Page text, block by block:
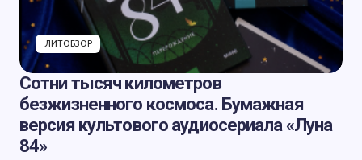
ЛИТОБЗОР
Сотни тысяч километров
безжизненного космоса. Бумажная
версия культового аудиосериала «Луна
84»